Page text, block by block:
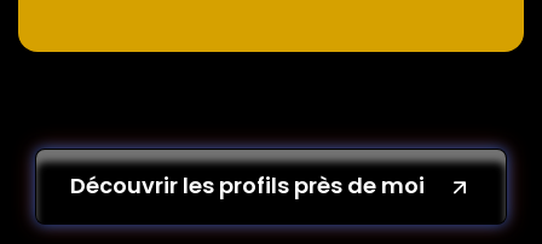
Découvrir les profils près de moi